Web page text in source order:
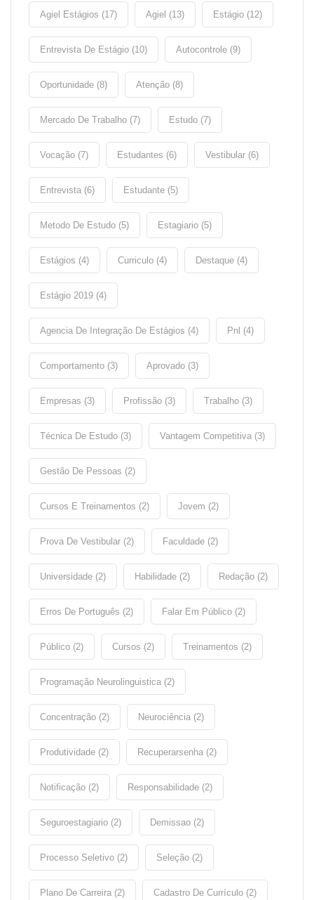
Agiel Estágios (17) Agiel (13) Estágio (12)
Entrevista De Estágio (10) Autocontrole (9)
Oportunidade (8) Atenção (8)
Mercado De Trabalho (7) Estudo (7)
Vocação (7) Estudantes (6) Vestibular (6)
Entrevista (6) Estudante (5)
Metodo De Estudo (5) Estagiario (5)
Estágios (4) Curriculo (4) Destaque (4)
Estágio 2019 (4)
Agencia De Integração De Estágios (4) Pnl (4)
Comportamento (3) Aprovado (3)
Empresas (3) Profissão (3) Trabalho (3)
Técnica De Estudo (3) Vantagem Competitiva (3)
Gestão De Pessoas (2)
Cursos E Treinamentos (2) Jovem (2)
Prova De Vestibular (2) Faculdade (2)
Universidade (2) Habilidade (2) Redação (2)
Erros De Português (2) Falar Em Público (2)
Público (2) Cursos (2) Treinamentos (2)
Programação Neurolinguistica (2)
Concentração (2) Neurociência (2)
Produtividade (2) Recuperarsenha (2)
Notificação (2) Responsabilidade (2)
Seguroestagiario (2) Demissao (2)
Processo Seletivo (2) Seleção (2)
Plano De Carreira (2) Cadastro De Currículo (2)